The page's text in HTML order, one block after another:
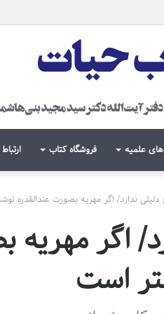
علمیه فروشگاه کتاب
دلیلی ندارد/ اگر مهریه بصورت عندالقدره
اگر
است